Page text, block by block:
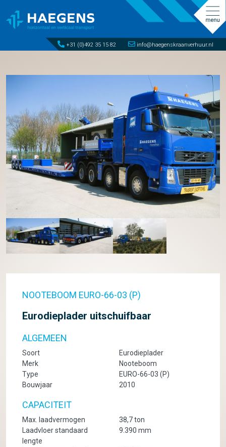
+31 (0)492 35 15 82 info@haegenskraanverhuur.nl
NOOTEBOOM EURO-66-03 (P)
Eurodieplader uitschuifbaar
ALGEMEEN
Soort
Eurodieplader
Merk
Nooteboom
Type
EURO-66-03 (P)
Bouwjaar
2010
CAPACITEIT
Max. laadvermogen
38,7 ton
Laadvloer standaard
lengte
9.390 mm